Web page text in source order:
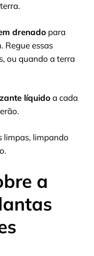
drenado para
Regue essas
ou quando a terra
líquidoa cada
limpas, limpando
a